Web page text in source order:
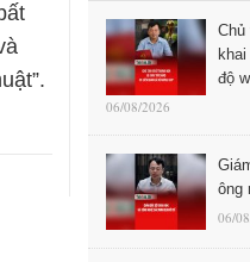
Chủ
độ
06/08/2026
ông
06/